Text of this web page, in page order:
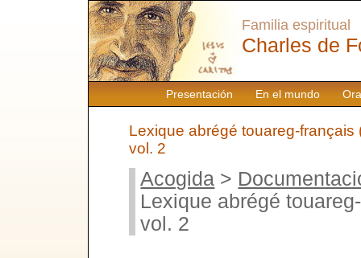
Presentación En el mundo
Familia espiritual
Charles de
Lexique abrégé touareg-français
vol. 2
Acogida >
Lexique abrégé
vol. 2